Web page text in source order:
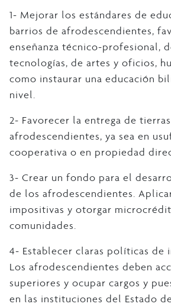
1- Mejorar los estándares de
barrios de afrodescendientes,
enseñanza técnico-profesional,
tecnologías, de artes y oficios,
como instaurar una educación
nivel.
2- Favorecer la entrega de
afrodescendientes, ya sea en
cooperativa o en propiedad
3- Crear un fondo para el
de los afrodescendientes.
impositivas y otorgar
comunidades.
4- Establecer claras políticas de
Los afrodescendientes deben
superiores y ocupar cargos y
en las instituciones del Estado